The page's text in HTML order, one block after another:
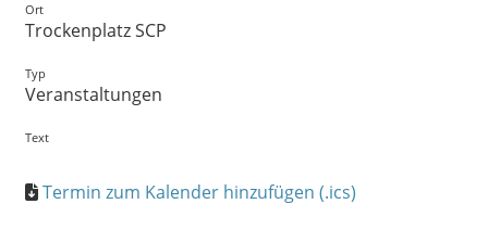
Ort
Trockenplatz SCP
Typ
Veranstaltungen
Text
Termin zum Kalender hinzufügen (.ics)